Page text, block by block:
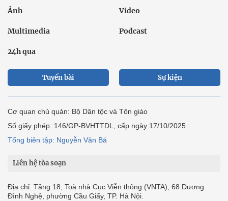
Ảnh Video
Multimedia Podcast
24h qua
Tuyến bài Sự kiện
Cơ quan chủ quản: Bộ Dân tộc và Tôn giáo
Số giấy phép: 146/GP-BVHTTDL, cấp ngày 17/10/2025
Tổng biên tập: Nguyễn Văn Bá
Liên hệ tòa soạn
Địa chỉ: Tầng 18, Toà nhà Cục Viễn thông (VNTA), 68 Dương
Đình Nghệ, phường Cầu Giấy, TP. Hà Nội.